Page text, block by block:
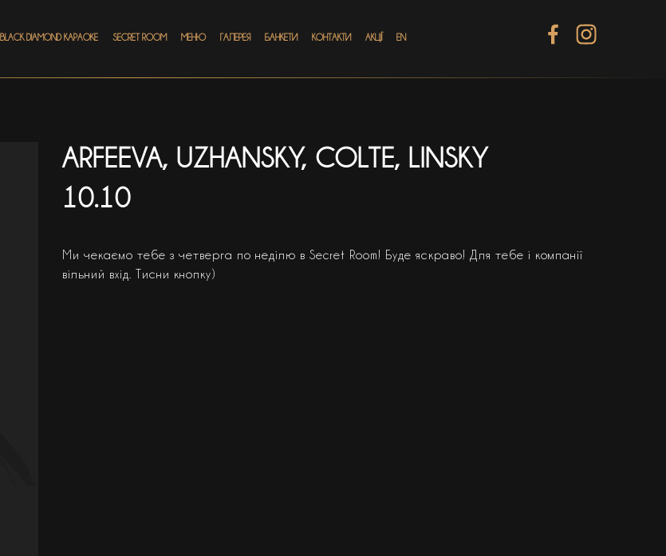
BLACK DIAMOND КАРАОКЕ SECRET ROOM МЕНЮ ГАЛЕРЕЯ БАНКЕТИ КОНТАКТИ АКЦІЇ EN
ARFEEVA, UZHANSKY, COLTE, LINSKY
10.10
Ми чекаємо тебе з четверга по неділю в Secret Room! Буде яскраво! Для тебе і компанії
вільний вхід. Тисни кнопку)